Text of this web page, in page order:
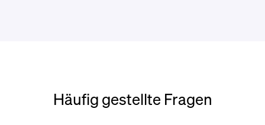
Häufig gestellte Fragen